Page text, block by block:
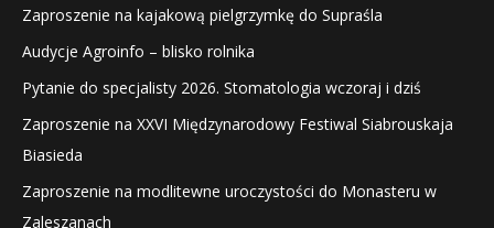
Zaproszenie na kajakową pielgrzymkę do Supraśla
Audycje Agroinfo – blisko rolnika
Pytanie do specjalisty 2026. Stomatologia wczoraj i dziś
Zaproszenie na XXVI Międzynarodowy Festiwal Siabrouskaja
Biasieda
Zaproszenie na modlitewne uroczystości do Monasteru w
Zaleszanach